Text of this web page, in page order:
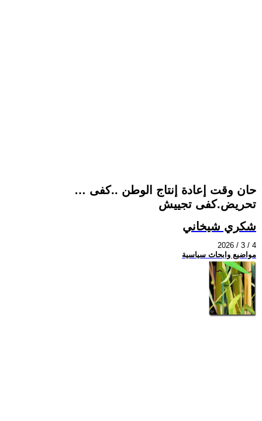
… حان وقت إعادة إنتاج الوطن ..كفى
تحريض.كفى تجييش
شكري شيخاني
2026 / 3 / 4
مواضيع وابحاث سياسية